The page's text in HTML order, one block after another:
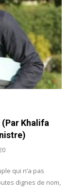
(Par Khalifa
qui n’a pas
dignes de nom,